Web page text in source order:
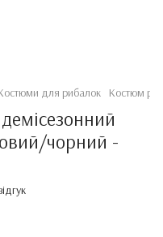
для рибалок Костюм
чорний -